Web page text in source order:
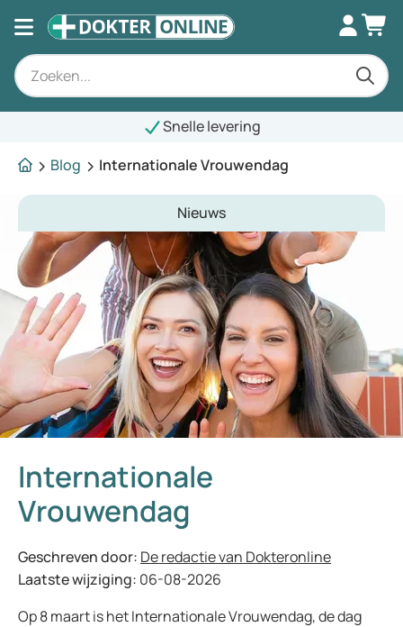
Snelle levering
Blog
Internationale Vrouwendag
Nieuws
Internationale
Vrouwendag
Geschreven door: De redactie van Dokteronline
Laatste wijziging: 06-08-2026
Op 8 maart is het Internationale Vrouwendag, de dag